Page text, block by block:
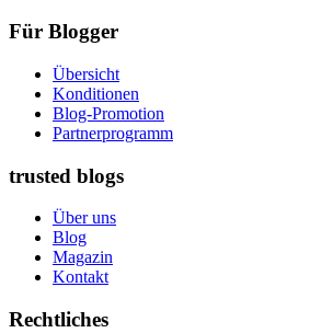
Für Blogger
Übersicht
Konditionen
Blog-Promotion
Partnerprogramm
trusted blogs
Über uns
Blog
Magazin
Kontakt
Rechtliches